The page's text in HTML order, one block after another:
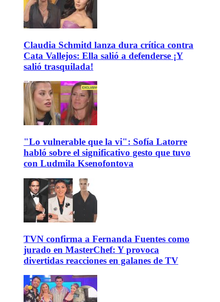
Claudia Schmitd lanza dura crítica contra
Cata Vallejos: Ella salió a defenderse ¡Y
salió trasquilada!
"Lo vulnerable que la vi": Sofía Latorre
habló sobre el significativo gesto que tuvo
con Ludmila Ksenofontova
TVN confirma a Fernanda Fuentes como
jurado en MasterChef: Y provoca
divertidas reacciones en galanes de TV